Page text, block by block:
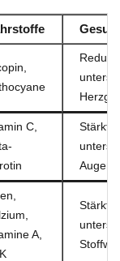
C,
Stärkt
A,
Stärkt